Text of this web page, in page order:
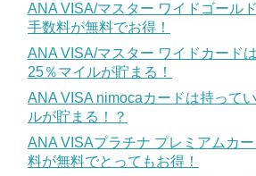
ANA VISA/マスター ワイドゴール
手数料が無料でお得！
ANA VISA/マスター ワイドカード
25％マイルが貯まる！
ANA VISA nimocaカードは持って
ルが貯まる！？
ANA VISAプラチナ プレミアムカ
料が無料でとってもお得！